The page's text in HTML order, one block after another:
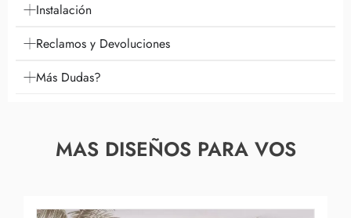
Instalación
Reclamos y Devoluciones
Más Dudas?
MAS DISEÑOS PARA VOS